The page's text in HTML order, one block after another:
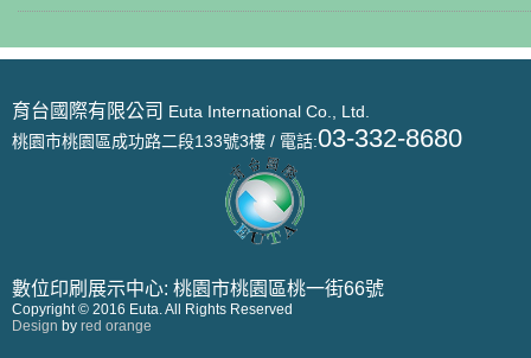
育台國際有限公司 Euta International Co., Ltd.
桃園市桃園區成功路二段133號3樓 / 電話:03-332-8680
數位印刷展示中心: 桃園市桃園區桃一街66號
Copyright © 2016 Euta. All Rights Reserved
Design by red orange